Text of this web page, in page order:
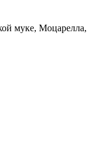
муке, Моцарелла,